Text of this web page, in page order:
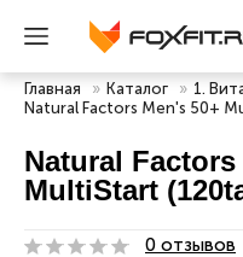
Главная » Каталог » 1.
Natural Factors Men's 50+
Natural Factors
MultiStart
0 отзывов